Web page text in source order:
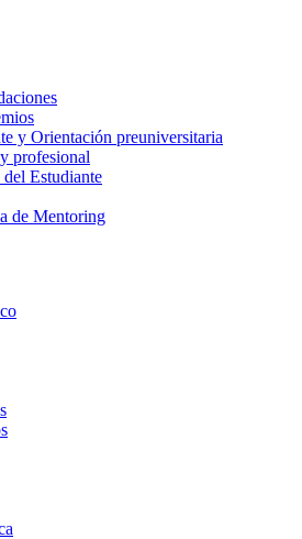
y Orientación preuniversitaria
profesional
Estudiante
de Mentoring